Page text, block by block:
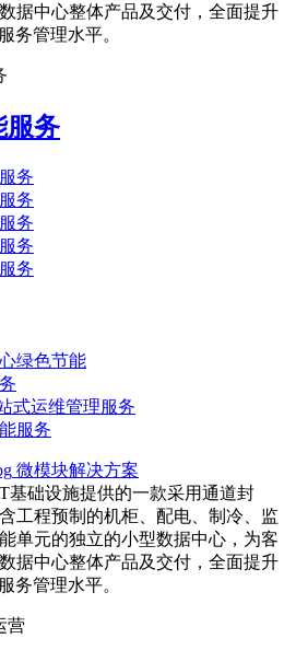
据中心整体产品及交付，全面提升
务管理水平。
服务
务
务
务
务
务
绿色节能
式运维管理服务
服务
微模块解决方案
基础设施提供的一款采用通道封
工程预制的机柜、配电、制冷、监
单元的独立的小型数据中心，为客
据中心整体产品及交付，全面提升
务管理水平。
营